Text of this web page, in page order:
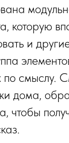
которую
и
смыслу.
дома,
чтобы